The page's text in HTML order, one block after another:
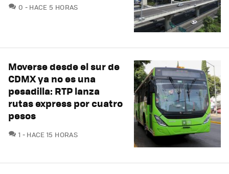
0 COMENTARIOS
HACE 5 HORAS
Moverse desde el sur de
CDMX ya no es una
pesadilla: RTP lanza
rutas express por cuatro
pesos
1 COMENTARIOS
HACE 15 HORAS